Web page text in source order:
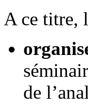
A ce titre,
de